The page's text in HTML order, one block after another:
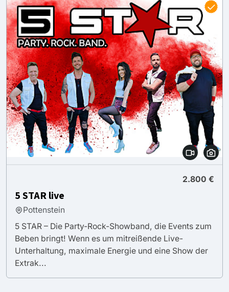
2.800 €
5 STAR live
Pottenstein
5 STAR – Die Party-Rock-Showband, die Events zum
Beben bringt! Wenn es um mitreißende Live-
Unterhaltung, maximale Energie und eine Show der
Extrak...